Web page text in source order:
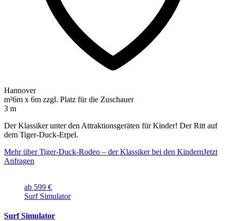
Hannover
m²6m x 6m zzgl. Platz für die Zuschauer
3 m
Der Klassiker unter den Attraktionsgeräten für Kinder! Der Ritt auf
dem Tiger-Duck-Erpel.
Mehr über Tiger-Duck-Rodeo – der Klassiker bei den KindernJetzt
Anfragen
ab 599 €
Surf Simulator
Surf Simulator